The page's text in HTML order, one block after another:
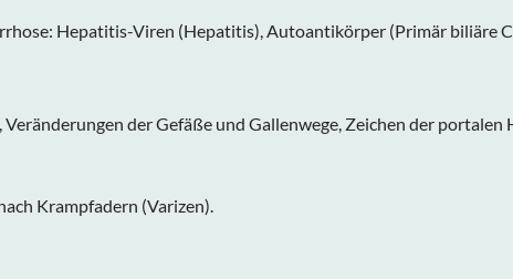
Hepatitis-Viren (Hepatitis), Autoantikörper (Primär biliäre
der Gefäße und Gallenwege, Zeichen der portalen
Krampfadern (Varizen).